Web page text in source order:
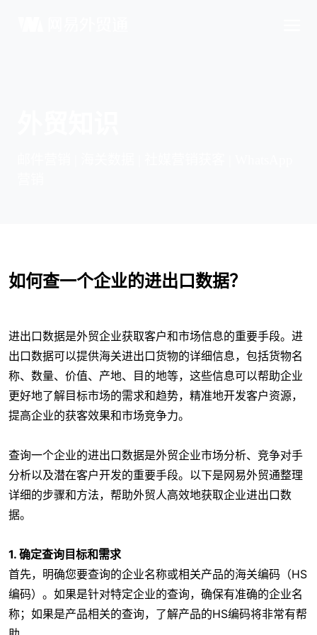
如何查一个企业的进出口数据？
进出口数据是外贸企业获取客户和市场信息的重要手段。进
出口数据可以提供海关进出口货物的详细信息，包括货物名
称、数量、价值、产地、目的地等，这些信息可以帮助企业
更好地了解目标市场的需求和趋势，精准地开发客户资源，
提高企业的获客效果和市场竞争力。
查询一个企业的进出口数据是外贸企业市场分析、竞争对手
分析以及潜在客户开发的重要手段。以下是网易外贸通整理
详细的步骤和方法，帮助外贸人高效地获取企业进出口数
据。
1. 确定查询目标和需求
首先，明确您要查询的企业名称或相关产品的海关编码（HS
编码）。如果是针对特定企业的查询，确保有准确的企业名
称；如果是产品相关的查询，了解产品的HS编码将非常有帮